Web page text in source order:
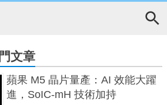
文章
蘋果 M5 晶片量產：AI 效能大躍
進，SoIC-mH 技術加持